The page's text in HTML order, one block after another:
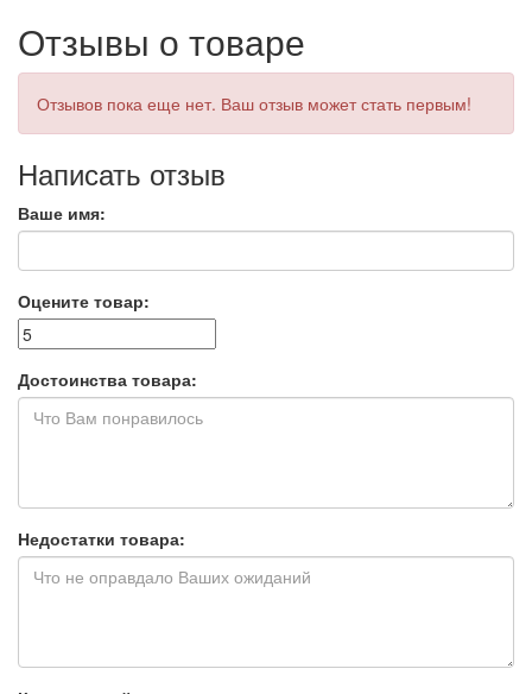
Отзывы о товаре
Отзывов пока еще нет. Ваш отзыв может стать первым!
Написать отзыв
Ваше имя:
Оцените товар:
Достоинства товара:
Недостатки товара: